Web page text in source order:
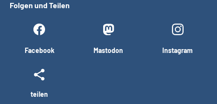
Folgen und Teilen
Facebook Mastodon Instagram
teilen